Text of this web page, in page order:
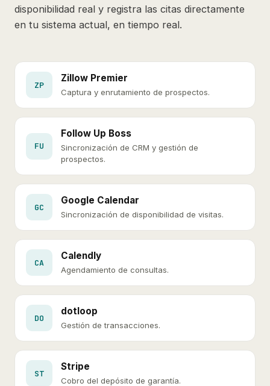
disponibilidad real y registra las citas directamente
en tu sistema actual, en tiempo real.
ZP
Zillow Premier
Captura y enrutamiento de prospectos.
FU
Follow Up Boss
Sincronización de CRM y gestión de
prospectos.
GC
Google Calendar
Sincronización de disponibilidad de visitas.
CA
Calendly
Agendamiento de consultas.
DO
dotloop
Gestión de transacciones.
ST
Stripe
Cobro del depósito de garantía.